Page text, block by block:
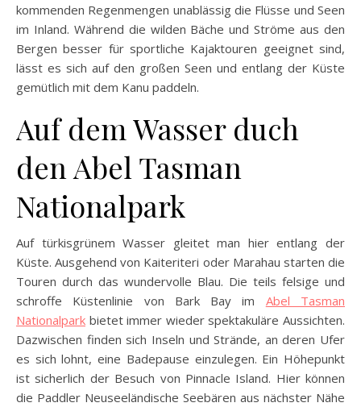
kommenden Regenmengen unablässig die Flüsse und Seen
im Inland. Während die wilden Bäche und Ströme aus den
Bergen besser für sportliche Kajaktouren geeignet sind,
lässt es sich auf den großen Seen und entlang der Küste
gemütlich mit dem Kanu paddeln.
Auf dem Wasser duch
den Abel Tasman
Nationalpark
Auf türkisgrünem Wasser gleitet man hier entlang der
Küste. Ausgehend von Kaiteriteri oder Marahau starten die
Touren durch das wundervolle Blau. Die teils felsige und
schroffe Küstenlinie von Bark Bay im Abel Tasman
Nationalpark bietet immer wieder spektakuläre Aussichten.
Dazwischen finden sich Inseln und Strände, an deren Ufer
es sich lohnt, eine Badepause einzulegen. Ein Höhepunkt
ist sicherlich der Besuch von Pinnacle Island. Hier können
die Paddler Neuseeländische Seebären aus nächster Nähe